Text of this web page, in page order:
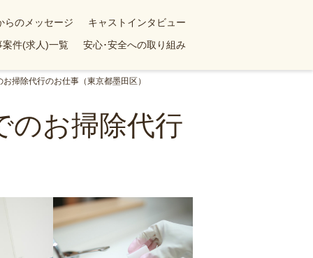
らのメッセージ
キャストインタビュー
案件(求人)一覧 安心･安全への取り組み
掃除代行のお仕事（東京都墨田区）
のお掃除代行